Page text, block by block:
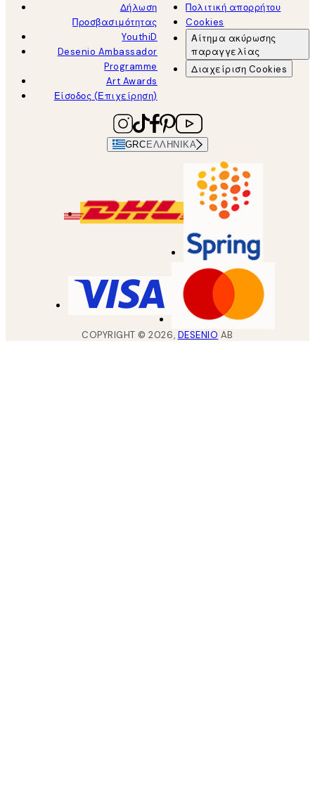
Δήλωση
Προσβασιμότητας
YouthiD
Desenio Ambassador
Programme
Art Awards
Είσοδος (Επιχείρηση)
Πολιτική απορρήτου
Cookies
Αίτημα ακύρωσης
παραγγελίας
Διαχείριση Cookies
GRC ΕΛΛΗΝΙΚΆ
COPYRIGHT ©2026, DESENIO AB